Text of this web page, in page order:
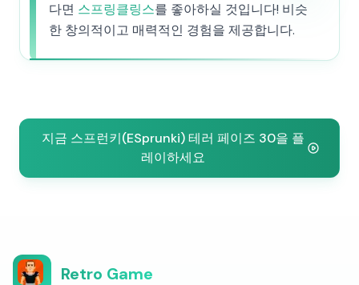
다면 스프링클링스를 좋아하실 것입니다! 비슷
한 창의적이고 매력적인 경험을 제공합니다.
지금 스프런키(ESprunki) 테러 페이즈 30을 플
레이하세요
Retro Game